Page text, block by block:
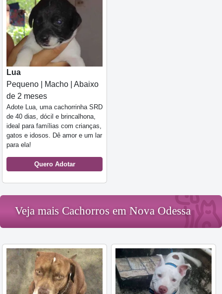
Lua
Pequeno | Macho | Abaixo
de 2 meses
Adote Lua, uma cachorrinha SRD
de 40 dias, dócil e brincalhona,
ideal para famílias com crianças,
gatos e idosos. Dê amor e um lar
para ela!
Quero Adotar
Veja mais Cachorros em Nova Odessa